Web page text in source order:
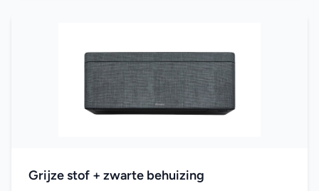
Grijze stof + zwarte behuizing